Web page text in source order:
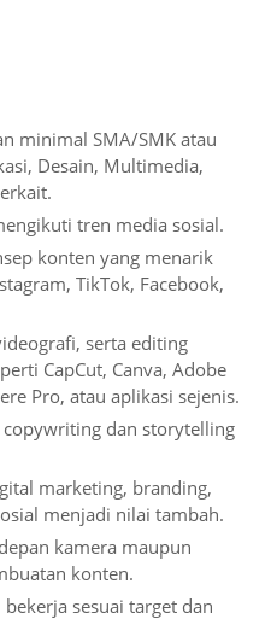
minimal SMA/SMK atau
Desain, Multimedia,
tren media sosial.
konten yang menarik
TikTok, Facebook,
serta editing
CapCut, Canva, Adobe
Pro, atau aplikasi sejenis.
dan storytelling
marketing, branding,
menjadi nilai tambah.
kamera maupun
konten.
sesuai target dan